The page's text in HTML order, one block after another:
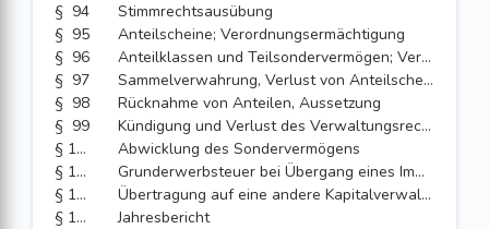
§ 94
Stimmrechtsausübung
§ 95
Anteilscheine; Verordnungsermächtigung
§ 96
Anteilklassen und Teilsondervermögen; Verordnungsermächtigung
§ 97
Sammelverwahrung, Verlust von Anteilscheinen
§ 98
Rücknahme von Anteilen, Aussetzung
§ 99
Kündigung und Verlust des Verwaltungsrechts
§ 100
Abwicklung des Sondervermögens
§ 100a
Grunderwerbsteuer bei Übergang eines Immobilien-Sondervermögens
§ 100b
Übertragung auf eine andere Kapitalverwaltungsgesellschaft
§ 101
Jahresbericht